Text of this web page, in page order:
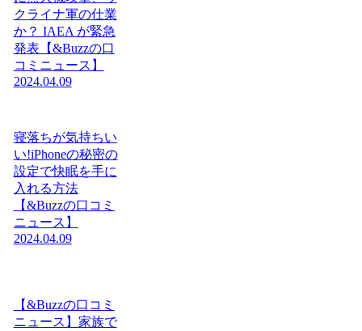
クライナ軍の仕業
か？ IAEA が緊急
発表【&Buzzの口
コミニュース】
2024.04.09
寝落ちが気持ちい
い!iPhoneの秘密の
設定で快眠を手に
入れる方法
【&Buzzの口コミ
ニュース】
2024.04.09
【&Buzzの口コミ
ニュース】家族で